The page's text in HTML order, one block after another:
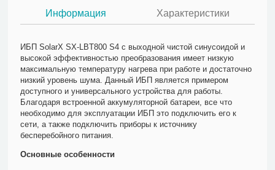
Информация Характеристики
ИБП SolarX SX-LBT800 S4 с выходной чистой синусоидой и
высокой эффективностью преобразования имеет низкую
максимальную температуру нагрева при работе и достаточно
низкий уровень шума. Данный ИБП является примером
доступного и универсального устройства для работы.
Благодаря встроенной аккумуляторной батареи, все что
необходимо для эксплуатации ИБП это подключить его к
сети, а также подключить приборы к источнику
бесперебойного питания.
Основные особенности